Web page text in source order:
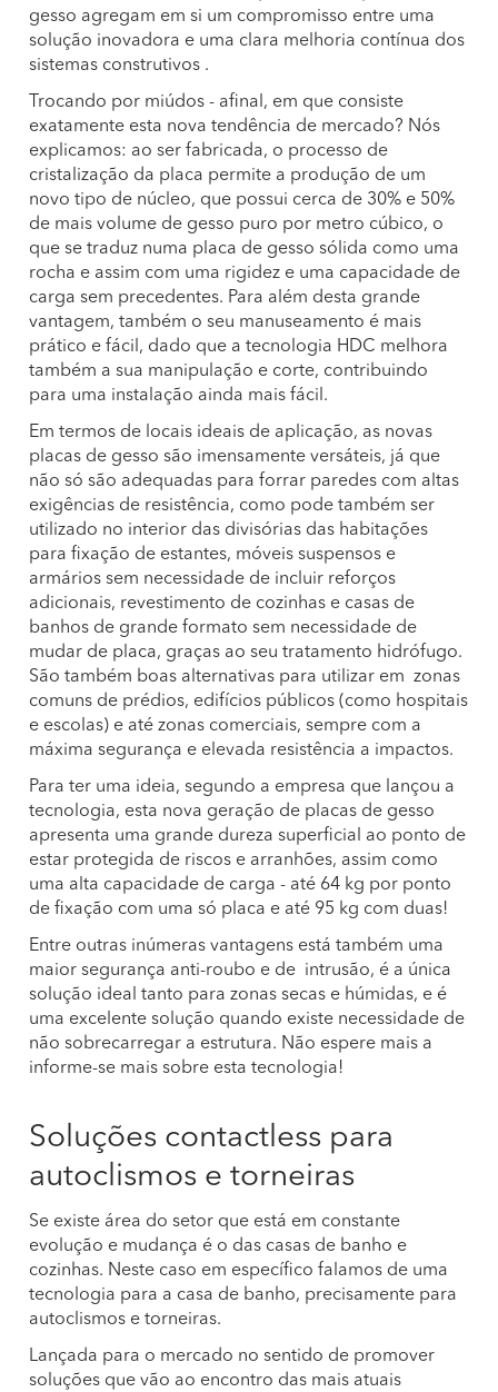
gesso agregam em si um compromisso entre uma
solução inovadora e uma clara melhoria contínua dos
sistemas construtivos .
Trocando por miúdos - afinal, em que consiste
exatamente esta nova tendência de mercado? Nós
explicamos: ao ser fabricada, o processo de
cristalização da placa permite a produção de um
novo tipo de núcleo, que possui cerca de 30% e 50%
de mais volume de gesso puro por metro cúbico, o
que se traduz numa placa de gesso sólida como uma
rocha e assim com uma rigidez e uma capacidade de
carga sem precedentes. Para além desta grande
vantagem, também o seu manuseamento é mais
prático e fácil, dado que a tecnologia HDC melhora
também a sua manipulação e corte, contribuindo
para uma instalação ainda mais fácil.
Em termos de locais ideais de aplicação, as novas
placas de gesso são imensamente versáteis, já que
não só são adequadas para forrar paredes com altas
exigências de resistência, como pode também ser
utilizado no interior das divisórias das habitações
para fixação de estantes, móveis suspensos e
armários sem necessidade de incluir reforços
adicionais, revestimento de cozinhas e casas de
banhos de grande formato sem necessidade de
mudar de placa, graças ao seu tratamento hidrófugo.
São também boas alternativas para utilizar em zonas
comuns de prédios, edifícios públicos (como hospitais
e escolas) e até zonas comerciais, sempre com a
máxima segurança e elevada resistência a impactos.
Para ter uma ideia, segundo a empresa que lançou a
tecnologia, esta nova geração de placas de gesso
apresenta uma grande dureza superficial ao ponto de
estar protegida de riscos e arranhões, assim como
uma alta capacidade de carga - até 64 kg por ponto
de fixação com uma só placa e até 95 kg com duas!
Entre outras inúmeras vantagens está também uma
maior segurança anti-roubo e de intrusão, é a única
solução ideal tanto para zonas secas e húmidas, e é
uma excelente solução quando existe necessidade de
não sobrecarregar a estrutura. Não espere mais a
informe-se mais sobre esta tecnologia!
Soluções contactless para
autoclismos e torneiras
Se existe área do setor que está em constante
evolução e mudança é o das casas de banho e
cozinhas. Neste caso em específico falamos de uma
tecnologia para a casa de banho, precisamente para
autoclismos e torneiras.
Lançada para o mercado no sentido de promover
soluções que vão ao encontro das mais atuais